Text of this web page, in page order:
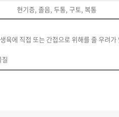
현기증, 졸음, 두통, 구토, 복통
육에 직접 또는 간접으로 위해를 줄 우려
질